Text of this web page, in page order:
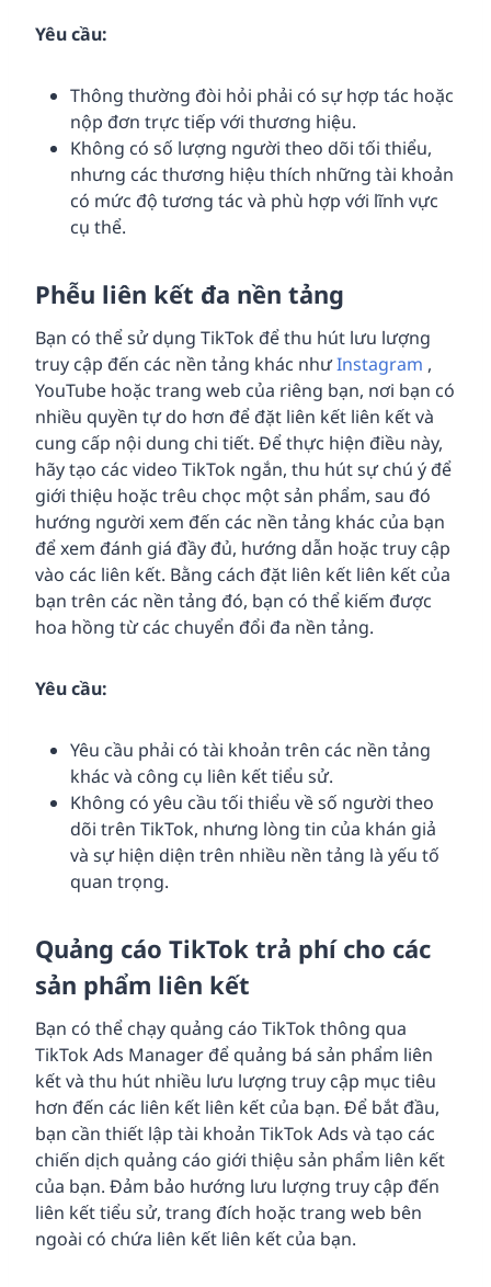
Yêu cầu:
Thông thường đòi hỏi phải có sự hợp tác hoặc
nộp đơn trực tiếp với thương hiệu.
Không có số lượng người theo dõi tối thiểu,
nhưng các thương hiệu thích những tài khoản
có mức độ tương tác và phù hợp với lĩnh vực
cụ thể.
Phễu liên kết đa nền tảng
Bạn có thể sử dụng TikTok để thu hút lưu lượng
truy cập đến các nền tảng khác nhưInstagram ,
YouTube hoặc trang web của riêng bạn, nơi bạn có
nhiều quyền tự do hơn để đặt liên kết liên kết và
cung cấp nội dung chi tiết. Để thực hiện điều này,
hãy tạo các video TikTok ngắn, thu hút sự chú ý để
giới thiệu hoặc trêu chọc một sản phẩm, sau đó
hướng người xem đến các nền tảng khác của bạn
để xem đánh giá đầy đủ, hướng dẫn hoặc truy cập
vào các liên kết. Bằng cách đặt liên kết liên kết của
bạn trên các nền tảng đó, bạn có thể kiếm được
hoa hồng từ các chuyển đổi đa nền tảng.
Yêu cầu:
Yêu cầu phải có tài khoản trên các nền tảng
khác và công cụ liên kết tiểu sử.
Không có yêu cầu tối thiểu về số người theo
dõi trên TikTok, nhưng lòng tin của khán giả
và sự hiện diện trên nhiều nền tảng là yếu tố
quan trọng.
Quảng cáo TikTok trả phí cho các
sản phẩm liên kết
Bạn có thể chạy quảng cáo TikTok thông qua
TikTok Ads Manager để quảng bá sản phẩm liên
kết và thu hút nhiều lưu lượng truy cập mục tiêu
hơn đến các liên kết liên kết của bạn. Để bắt đầu,
bạn cần thiết lập tài khoản TikTok Ads và tạo các
chiến dịch quảng cáo giới thiệu sản phẩm liên kết
của bạn. Đảm bảo hướng lưu lượng truy cập đến
liên kết tiểu sử, trang đích hoặc trang web bên
ngoài có chứa liên kết liên kết của bạn.